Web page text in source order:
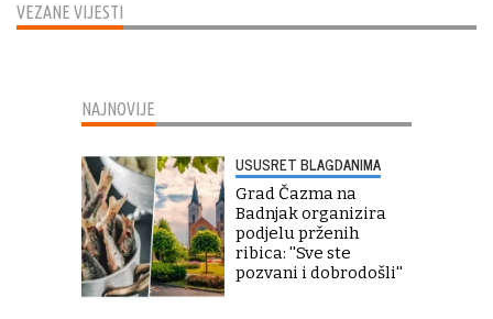
VEZANE VIJESTI
NAJNOVIJE
USUSRET BLAGDANIMA
Grad Čazma na
Badnjak organizira
podjelu prženih
ribica: ''Sve ste
pozvani i dobrodošli''